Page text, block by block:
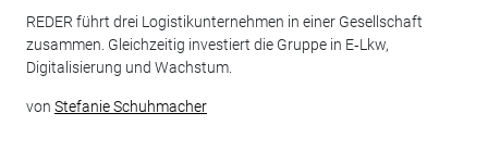
REDER führt drei Logistikunternehmen in einer Gesellschaft
zusammen. Gleichzeitig investiert die Gruppe in E‑Lkw,
Digitalisierung und Wachstum.
von Stefanie Schuhmacher